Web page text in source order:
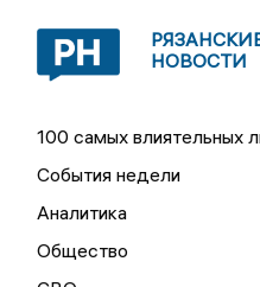
НОВОСТИ
100 самых влиятельных
События недели
Аналитика
Общество